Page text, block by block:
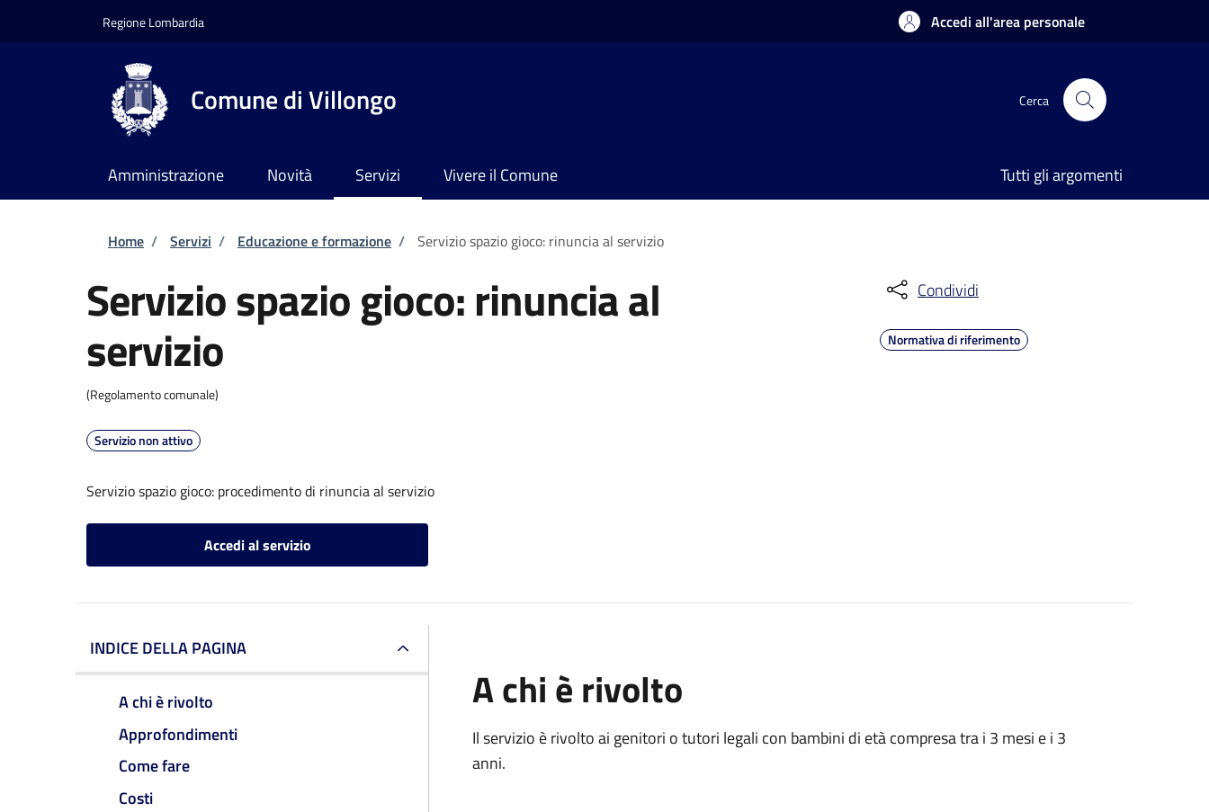
Regione Lombardia Accedi all'area personale
Comune di Villongo Cerca
Amministrazione Novità Servizi Vivere il Comune Tutti gli argomenti
Briciole di pane
Home / Servizi / Educazione e formazione / Servizio spazio gioco: rinuncia al servizio
Servizio spazio gioco: rinuncia al
servizio
(Regolamento comunale)
Servizio non attivo
Servizio spazio gioco: procedimento di rinuncia al servizio
Accedi al servizio
Condividi
Normativa di riferimento
INDICE DELLA PAGINA
A chi è rivolto
Approfondimenti
Come fare
Costi
A chi è rivolto
Il servizio è rivolto ai genitori o tutori legali con bambini di età compresa tra i 3 mesi e i 3
anni.